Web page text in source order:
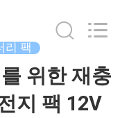
리 팩
위한 재충
지 팩 12V